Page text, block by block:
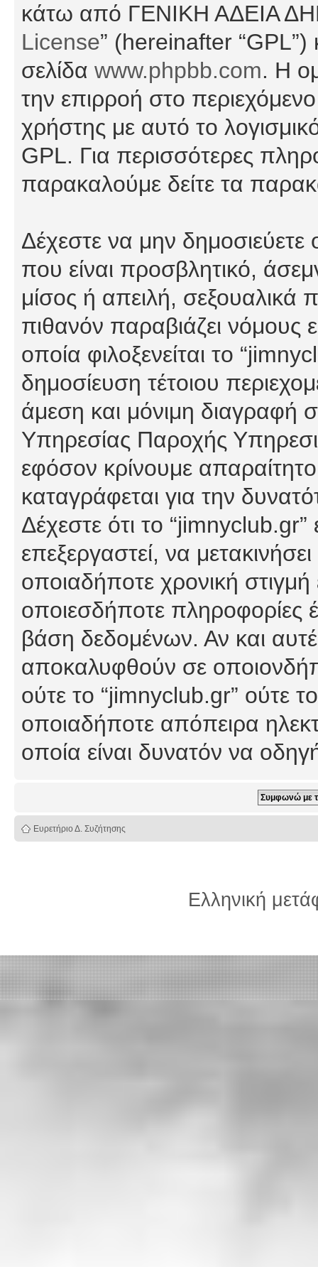
κάτω από ΓΕΝΙΚΗ ΑΔΕΙΑ
License” (hereinafter “GPL”)
σελίδα www.phpbb.com. Η
την επιρροή στο
χρήστης με αυτό το
GPL. Για περισσότερες
παρακαλούμε δείτε τα
Δέχεστε να μην
που είναι προσβλητικό,
μίσος ή απειλή, σεξουαλικά
πιθανόν παραβιάζει νόμους
οποία φιλοξενείται το
δημοσίευση τέτοιου
άμεση και μόνιμη διαγραφή
Υπηρεσίας Παροχής
εφόσον κρίνουμε
καταγράφεται για την
Δέχεστε ότι το
επεξεργαστεί, να
οποιαδήποτε χρονική στιγμή
οποιεσδήποτε πληροφορίες
βάση δεδομένων. Αν και
αποκαλυφθούν σε
ούτε το “jimnyclub.gr” ούτε
οποιαδήποτε απόπειρα
οποία είναι δυνατόν να
Ευρετήριο Δ. Συζήτησης
Ελληνική